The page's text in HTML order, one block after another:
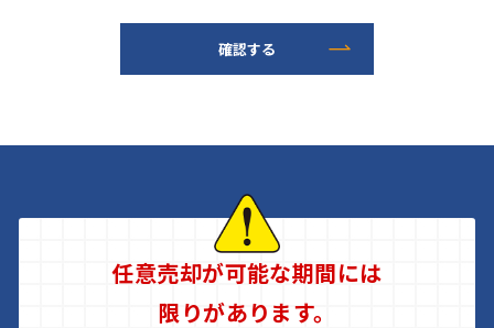
確認する
任意売却が可能な期間には
限りがあります。